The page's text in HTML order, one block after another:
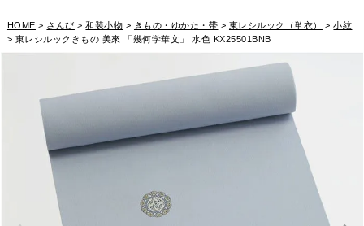
HOME さんび 和装小物 きもの・ゆかた・帯 東レシルック（単衣）
小紋
東レシルックきもの 美來 「幾何学華文」 水色 KX25501BNB